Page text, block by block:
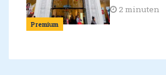
Premium
2 minuten